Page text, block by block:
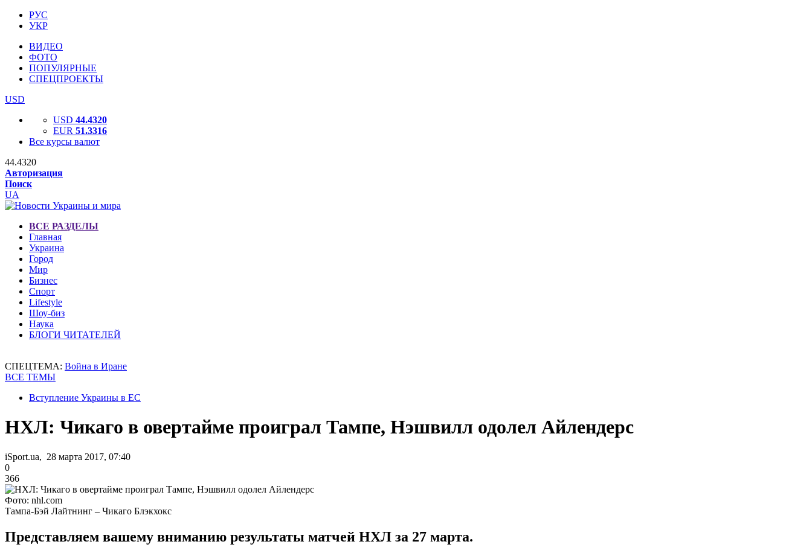
РУС
УКР
ВИДЕО
ФОТО
ПОПУЛЯРНЫЕ
СПЕЦПРОЕКТЫ
USD
USD 44.4320
EUR 51.3316
Все курсы валют
44.4320
Авторизация
Поиск
UA
ВСЕ РАЗДЕЛЫ
Главная
Украина
Город
Мир
Бизнес
Спорт
Lifestyle
Шоу-биз
Наука
БЛОГИ ЧИТАТЕЛЕЙ
СПЕЦТЕМА: Война в Иране
ВСЕ ТЕМЫ
Вступление Украины в ЕС
НХЛ: Чикаго в овертайме проиграл Тампе, Нэшвилл одолел Айлендерс
iSport.ua, 28 марта 2017, 07:40
0
366
Фото: nhl.com
Тампа-Бэй Лайтнинг – Чикаго Блэкхокс
Представляем вашему вниманию результаты матчей НХЛ за 27 марта.